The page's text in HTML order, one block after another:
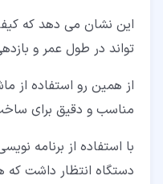
این نشان می دهد که
تواند در طول عمر و
مناسب و دقیق برای
دستگاه انتظار داشت که